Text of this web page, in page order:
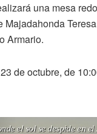
una mesa
Armario.
de octubre, de